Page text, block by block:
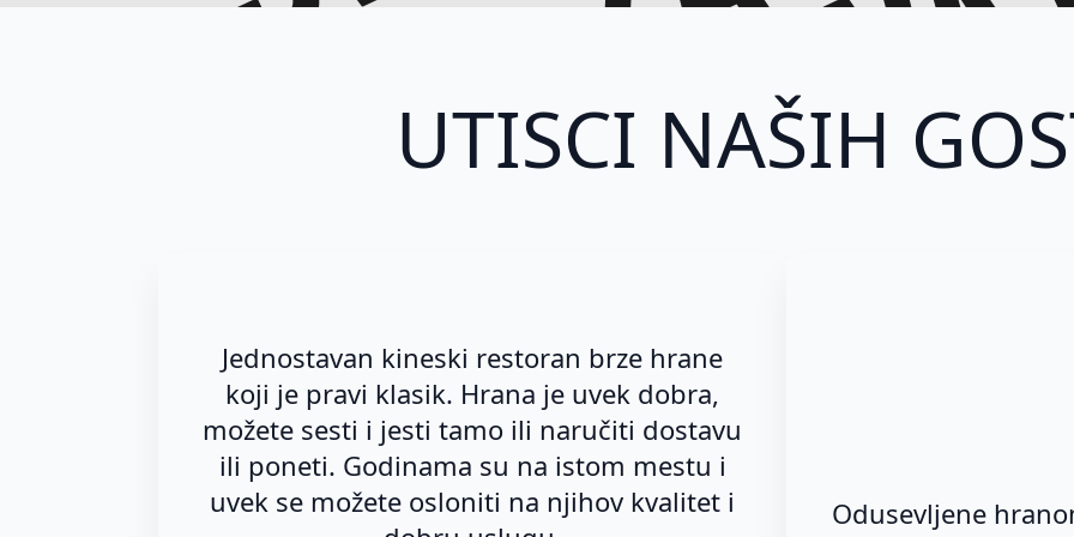
UTISCI NAŠIH
Jednostavan kineski restoran brze hrane
koji je pravi klasik. Hrana je uvek dobra,
možete sesti i jesti tamo ili naručiti dostavu
ili poneti. Godinama su na istom mestu i
uvek se možete osloniti na njihov kvalitet i
Odusevljene